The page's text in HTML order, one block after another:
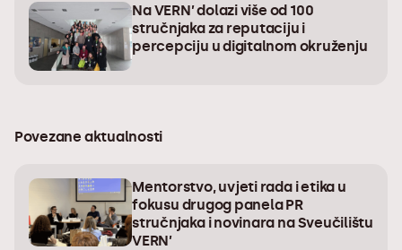
Na VERN’ dolazi više od 100
stručnjaka za reputaciju i
percepciju u digitalnom okruženju
Povezane aktualnosti
Mentorstvo, uvjeti rada i etika u
fokusu drugog panela PR
stručnjaka i novinara na Sveučilištu
VERN’